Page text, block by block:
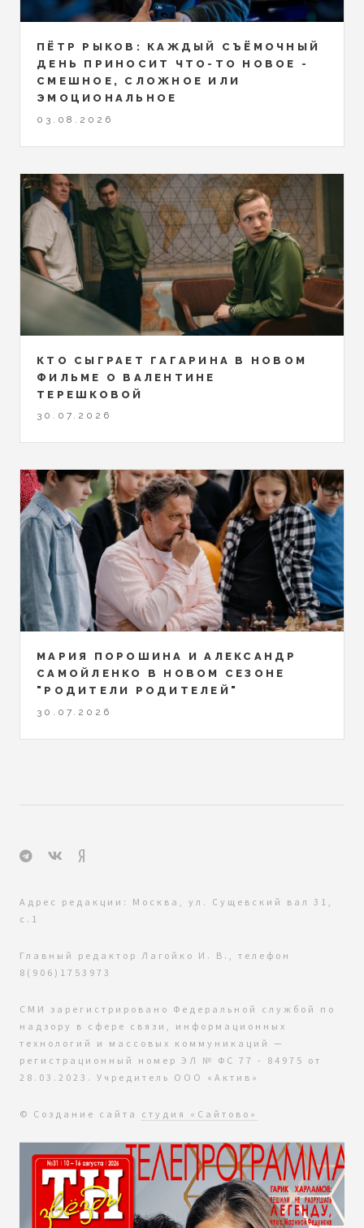
ПЁТР РЫКОВ: КАЖДЫЙ СЪЁМОЧНЫЙ
ДЕНЬ ПРИНОСИТ ЧТО-ТО НОВОЕ -
СМЕШНОЕ, СЛОЖНОЕ ИЛИ
ЭМОЦИОНАЛЬНОЕ
03.08.2026
КТО СЫГРАЕТ ГАГАРИНА В НОВОМ
ФИЛЬМЕ О ВАЛЕНТИНЕ
ТЕРЕШКОВОЙ
30.07.2026
МАРИЯ ПОРОШИНА И АЛЕКСАНДР
САМОЙЛЕНКО В НОВОМ СЕЗОНЕ
"РОДИТЕЛИ РОДИТЕЛЕЙ"
30.07.2026
Адрес редакции: Москва, ул. Сущевский вал 31,
с.1
Главный редактор Лагойко И. В., телефон
8(906)1753973
СМИ зарегистрировано Федеральной службой по
надзору в сфере связи, информационных
технологий и массовых коммуникаций —
регистрационный номер ЭЛ № ФС 77 - 84975 от
28.03.2023. Учредитель ООО «Актив»
© Создание сайта студия «Сайтово»